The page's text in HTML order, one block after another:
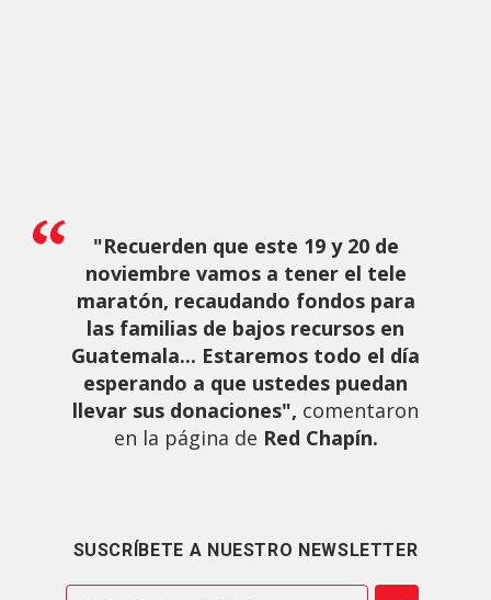
"Recuerden que este 19 y 20 de
noviembre vamos a tener el tele
maratón, recaudando fondos para
las familias de bajos recursos en
Guatemala... Estaremos todo el día
esperando a que ustedes puedan
llevar sus donaciones", comentaron
en la página de Red Chapín.
SUSCRÍBETE A NUESTRO NEWSLETTER